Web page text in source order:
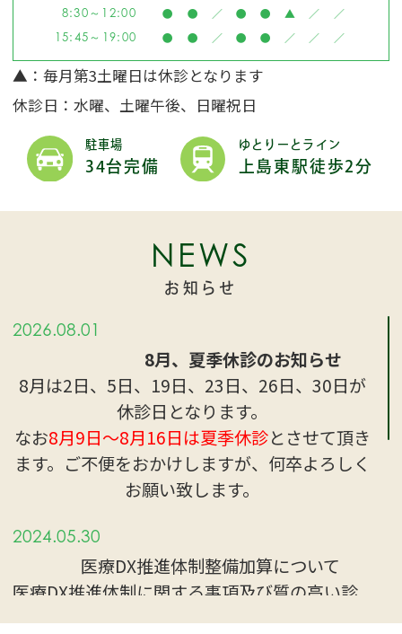
8:30～12:00 ● ● ／ ● ● ▲ ／ ／
15:45～19:00 ● ● ／ ● ● ／ ／ ／
▲ ：毎月第3土曜日は休診となります
休診日：水曜、土曜午後、日曜祝日
駐車場
34台完備
ゆとりーとライン
上島東駅徒歩2分
NEWS
お知らせ
2026.08.01
8月、夏季休診のお知らせ
8月は2日、5日、19日、23日、26日、30日が
休診日となります。
なお8月9日〜8月16日は夏季休診とさせて頂き
ます。ご不便をおかけしますが、何卒よろしく
お願い致します。
2024.05.30
医療DX推進体制整備加算について
医療DX推進体制に関する事項及び質の高い診
療を実施するための十分な情報を取得活用して